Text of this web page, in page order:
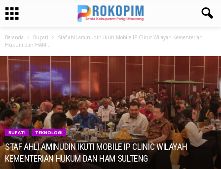
Beranda Bupati
Staf ahli aminudin ikuti Mobile IP Clinic Wilayah Kementerian
Hukum dan HAM...
BUPATI TEKNOLOGI
STAF AHLI AMINUDIN IKUTI MOBILE IP CLINIC WILAYAH
KEMENTERIAN HUKUM DAN HAM SULTENG